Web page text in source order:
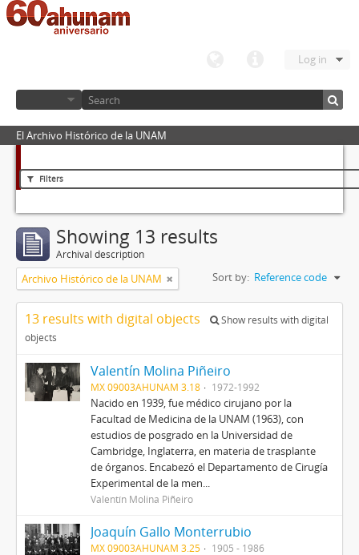
Log in
El Archivo Histórico de la UNAM
Filters
Showing 13 results
Archival description
Archivo Histórico de la UNAM Sort by: Reference code
13 results with digital objects
Show results with digital
objects
Valentín Molina Piñeiro
MX 09003AHUNAM 3.18 1972-1992
Nacido en 1939, fue médico cirujano por la
Facultad de Medicina de la UNAM (1963), con
estudios de posgrado en la Universidad de
Cambridge, Inglaterra, en materia de trasplante
de órganos. Encabezó el Departamento de Cirugía
Experimental de la men...
Valentín Molina Piñeiro
Joaquín Gallo Monterrubio
MX 09003AHUNAM 3.25 1905 - 1986